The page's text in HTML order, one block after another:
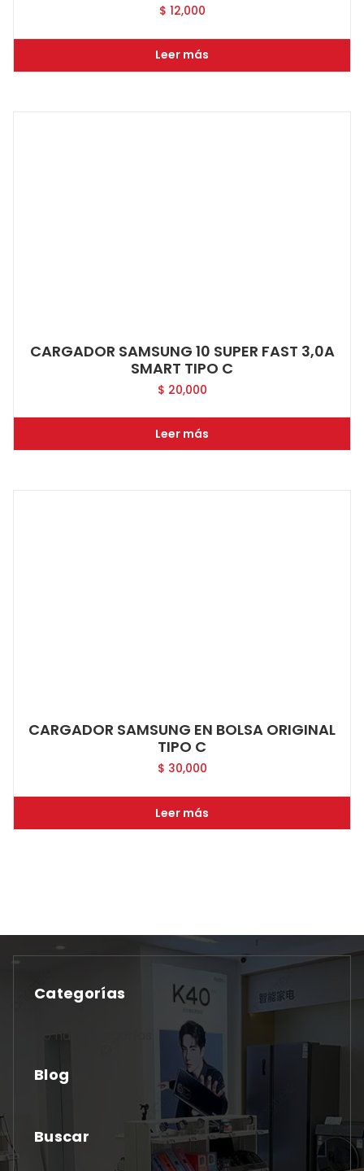
$ 12,000
Leer más
CARGADOR SAMSUNG 10 SUPER FAST 3,0A
SMART TIPO C
$ 20,000
Leer más
CARGADOR SAMSUNG EN BOLSA ORIGINAL
TIPO C
$ 30,000
Leer más
Categorías
No hay categorías
Blog
Buscar